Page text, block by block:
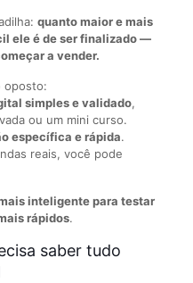
quanto maior e mais
ele é de ser finalizado —
a vender.
oposto:
simples e validado,
ou um mini curso.
específica e rápida.
reais, você pode
inteligente para testar
rápidos.
saber tudo